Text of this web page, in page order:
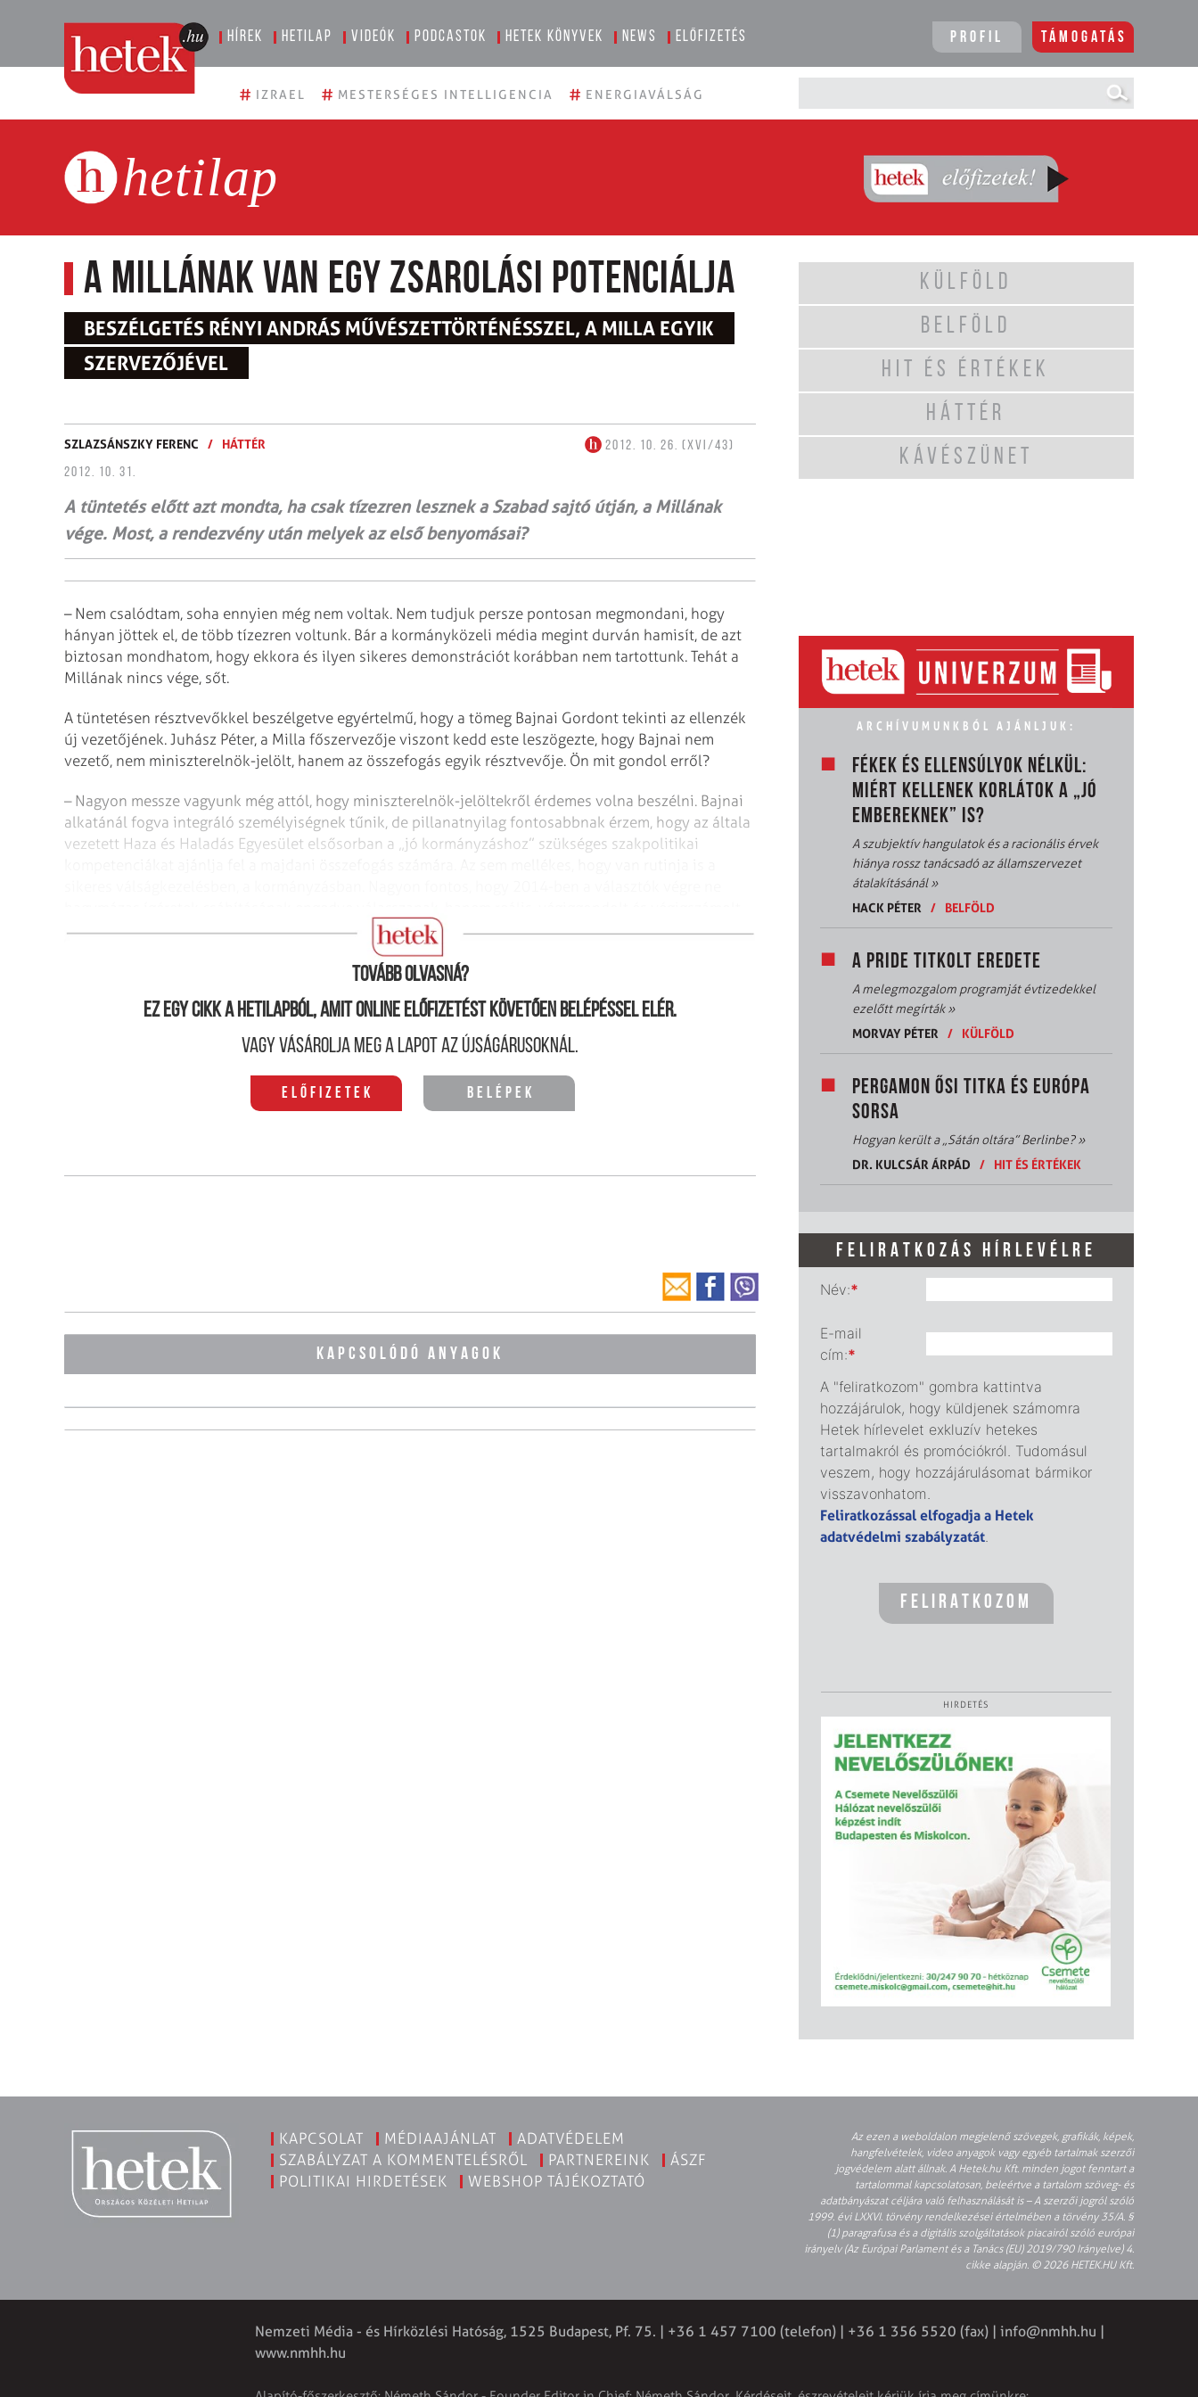
Hírek Hetilap Videók Podcastok Hetek könyvek News Előfizetés Profil Támogatás
# IZRAEL # MESTERSÉGES INTELLIGENCIA # ENERGIAVÁLSÁG
hetilap
A Millának van egy zsarolási potenciálja
BESZÉLGETÉS RÉNYI ANDRÁS MŰVÉSZETTÖRTÉNÉSSZEL, A MILLA EGYIK
SZERVEZŐJÉVEL
SZLAZSÁNSZKY FERENC / HÁTTÉR
2012. 10. 26. (XVI/43)
2012. 10. 31.
A tüntetés előtt azt mondta, ha csak tízezren lesznek a Szabad sajtó útján, a Millának
vége. Most, a rendezvény után melyek az első benyomásai?
– Nem csalódtam, soha ennyien még nem voltak. Nem tudjuk persze pontosan megmondani, hogy
hányan jöttek el, de több tízezren voltunk. Bár a kormányközeli média megint durván hamisít, de azt
biztosan mondhatom, hogy ekkora és ilyen sikeres demonstrációt korábban nem tartottunk. Tehát a
Millának nincs vége, sőt.
A tüntetésen résztvevőkkel beszélgetve egyértelmű, hogy a tömeg Bajnai Gordont tekinti az ellenzék
új vezetőjének. Juhász Péter, a Milla főszervezője viszont kedd este leszögezte, hogy Bajnai nem
vezető, nem miniszterelnök-jelölt, hanem az összefogás egyik résztvevője. Ön mit gondol erről?
– Nagyon messze vagyunk még attól, hogy miniszterelnök-jelöltekről érdemes volna beszélni. Bajnai
alkatánál fogva integráló személyiségnek tűnik, de pillanatnyilag fontosabbnak érzem, hogy az általa
vezetett Haza és Haladás Egyesület elsősorban a „jó kormányzáshoz” szükséges szakpolitikai
programok alapján.
Tovább olvasná?
Ez egy cikk a hetilapból, amit online előfizetést követően belépéssel elér.
Vagy vásárolja meg a lapot az újságárusoknál.
Előfizetek Belépek
KAPCSOLÓDÓ ANYAGOK
KÜLFÖLD
BELFÖLD
HIT ÉS ÉRTÉKEK
HÁTTÉR
KÁVÉSZÜNET
ARCHÍVUMUNKBÓL AJÁNLJUK:
FÉKEK ÉS ELLENSÚLYOK NÉLKÜL:
MIÉRT KELLENEK KORLÁTOK A „JÓ
EMBEREKNEK” IS?
A szubjektív hangulatok és a racionális érvek
hiánya rossz tanácsadó az államszervezet
átalakításánál»
HACK PÉTER
/ BELFÖLD
A PRIDE TITKOLT EREDETE
A melegmozgalom programját évtizedekkel
ezelőtt megírták»
MORVAY PÉTER
/ KÜLFÖLD
PERGAMON ŐSI TITKA ÉS EURÓPA
SORSA
Hogyan került a „Sátán oltára” Berlinbe?»
DR. KULCSÁR ÁRPÁD
/ HIT ÉS ÉRTÉKEK
FELIRATKOZÁS HÍRLEVÉLRE
Név:*
E-mail
cím:*
A "feliratkozom" gombra kattintva
hozzájárulok, hogy küldjenek számomra
Hetek hírlevelet exkluzív hetekes
tartalmakról és promóciókról. Tudomásul
veszem, hogy hozzájárulásomat bármikor
visszavonhatom.
Feliratkozással elfogadja a Hetek
adatvédelmi szabályzatát.
HIRDETÉS
KAPCSOLAT MÉDIAAJÁNLAT
ADATVÉDELEM
SZABÁLYZAT A KOMMENTELÉSRŐL
PARTNEREINK
ÁSZF
POLITIKAI HIRDETÉSEK
WEBSHOP TÁJÉKOZTATÓ
Az ezen a weboldalon megjelenő szövegek, grafikák, képek,
hangfelvételek, video anyagok vagy egyéb tartalmak szerzői
jogvédelem alatt állnak. A Hetek.hu Kft. minden jogot fenntart a
tartalommal kapcsolatosan, beleértve a tartalom szöveg- és
adatbányászat céljára való felhasználását is – A szerzői jogról szóló
1999. évi LXXVI. törvény rendelkezései értelmében a törvény 35/A. §
(1) paragrafusa és a digitális szolgáltatások piacairól szóló európai
irányelv (Az Európai Parlament és a Tanács (EU) 2019/790 Irányelve) 4.
cikke alapján. © 2026 HETEK.HU Kft.
Nemzeti Média - és Hírközlési Hatóság, 1525 Budapest, Pf. 75. | +36 1 457 7100 (telefon) | +36 1 356 5520 (fax) | info@nmhh.hu
www.nmhh.hu